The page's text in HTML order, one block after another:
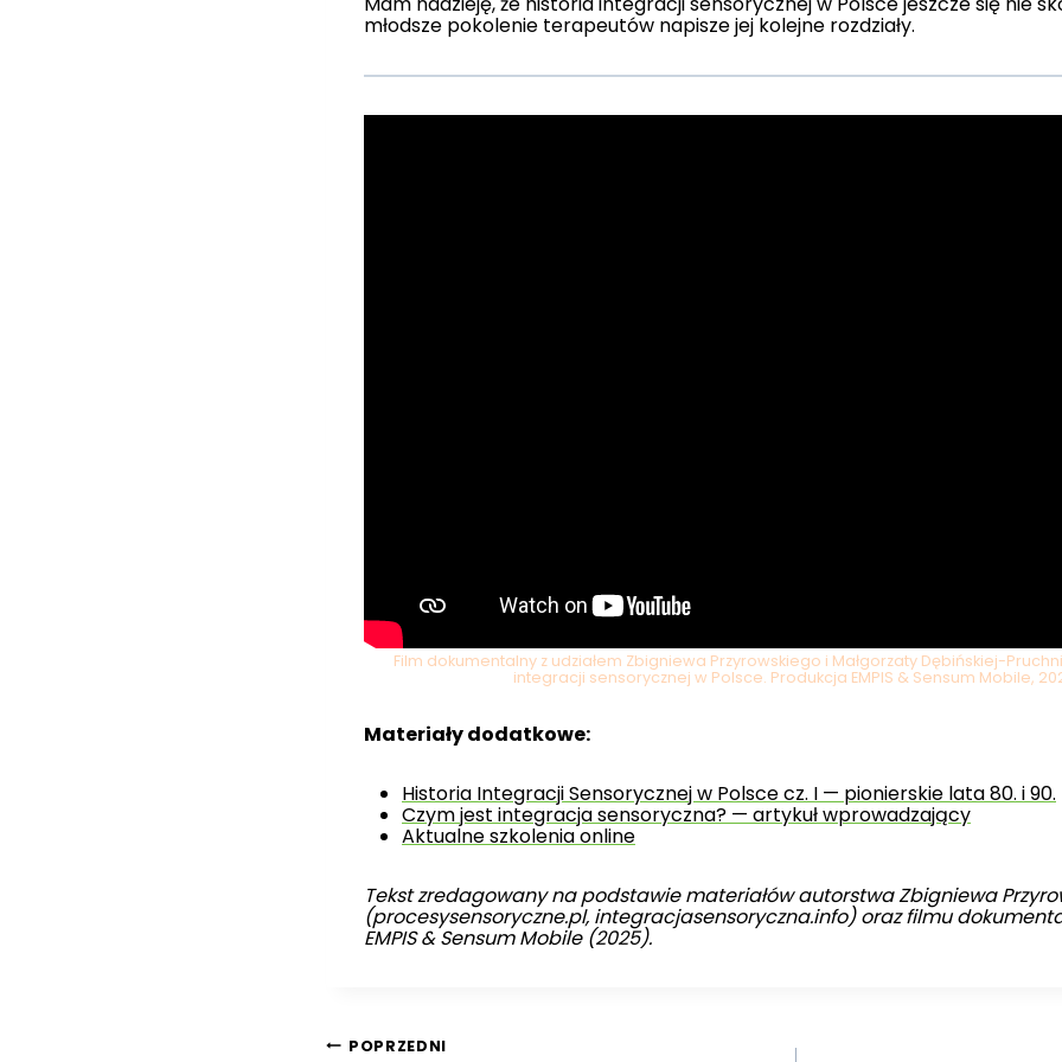
młodsze pokolenie terapeutów napisze jej kolejne rozdziały.
Film dokumentalny z udziałem Zbigniewa Przyrowskiego i Małgorzaty Dębińskiej-
integracji sensorycznej w Polsce. Produkcja EMPIS & Sensum Mobile,
Materiały dodatkowe:
Historia Integracji Sensorycznej w Polsce cz. I — pionierskie lata 80. i 90.
Czym jest integracja sensoryczna? — artykuł wprowadzający
Aktualne szkolenia online
Tekst zredagowany na podstawie materiałów autorstwa Zbigniewa
(procesysensoryczne.pl, integracjasensoryczna.info) oraz filmu
EMPIS & Sensum Mobile (2025).
Nawigacja
POPRZEDNI